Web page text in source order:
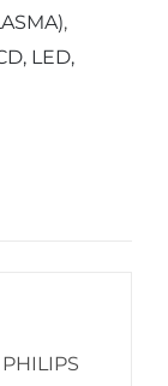
,
LED,